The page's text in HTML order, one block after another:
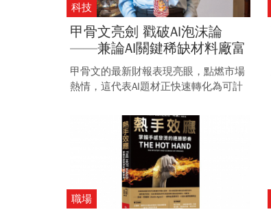
科技
甲骨文亮劍 戳破AI泡沫論
——兼論AI關鍵稀缺材料廠富
喬
甲骨文的最新財報表現亮眼，點燃市場
熱情，這代表AI題材正快速轉化為可計
設需求支撐，與千禧年的網路泡沫化不
可同日而語。
職場